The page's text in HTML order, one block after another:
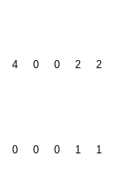
4 0 0 2 2
0 0 0 1 1